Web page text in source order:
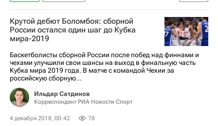
Кубок мира по баскетболу
США
Крутой дебют Боломбоя: сборной
России остался один шаг до Кубка
мира-2019
Баскетболисты сборной России после побед над финнами и
чехами улучшили свои шансы на выход в финальную часть
Кубка мира 2019 года. В матче с командой Чехии за
российскую сборную...
Ильдар Сатдинов
Корреспондент РИА Новости Спорт
4 декабря 2018, 00:42 78